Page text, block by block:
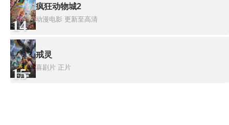
14
疯狂动物城2
动漫电影 更新至高清
15
戒灵
喜剧片 正片